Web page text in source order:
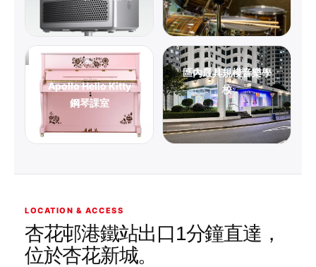
Apollo Hello Kitty
鋼琴課室
區內最具規模音樂學
校
LOCATION & ACCESS
杏花邨港鐵站出口1分鐘直達，
位於杏花新城。